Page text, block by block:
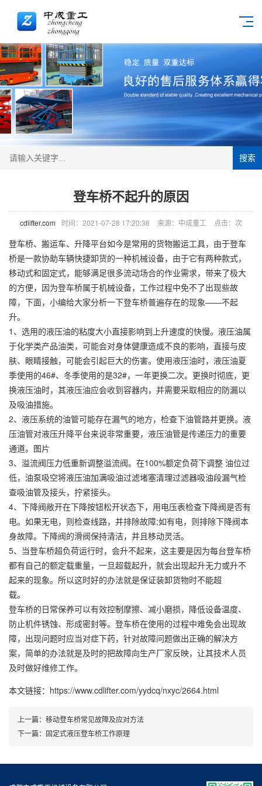
搜索
登车桥不起升的原因
cdlifter.com 时间：2021-07-28 17:20:36 来源：中成重工 点击： 次
登车桥、搬运车、升降平台如今是常用的货物搬运工具，由于登车
桥是一款协助车辆快捷卸货的一种机械设备，由于它有两种款式，
移动式和固定式，能够满足很多流动场合的作业需求，带来了极大
的方便，因为登车桥属于机械设备，工作过程中免不了出现些故
障，下面，小编给大家分析一下登车桥普遍存在的现象——不起
升。
1、选用的液压油的粘度大小直接影响到上升速度的快慢。液压油属
于化学类产品油类，可能会对身体健康造成不良的影响，直接与皮
肤、眼睛接触，可能会引起巨大的伤害。使用液压油时，液压油夏
季使用的46#、冬季使用的是32#，一年更换二次。更换时彻底，更
换液压油时，其液压油应会收到容器内，并需要采取相应的防漏以
及吸油措施。
2、液压系统的油管可能存在漏气的地方，检查下油管路并更换。液
压油管对液压升降平台来说非常重要，液压油管是传递压力的重要
通道。图片
3、溢流阀压力低重新调整溢流阀。在100%额定负荷下调整 油位过
低，油泵吸空将液压油加满吸油过滤堵塞清理过滤器吸油段漏气检
查吸油管及接头，拧紧接头。
4、下降阀敞开在下降按钮松开状态下，用电压表检查下降阀是否有
电。如果无电，则检查线路，并排除故障;如有电，则排除下降阀本
身故障。下降阀的滑阀保持清洁，并且移动灵活。
5、当登车桥超负荷运行时，会升不起来，这主要是因为每台登车桥
都有自己的额定载重量，一旦超载起升，就会出现起升无力或升不
起来的现象。所以这时好的办法就是保证装卸货物时不能超
载。
登车桥的日常保养可以有效控制摩擦、减小磨损，降低设备温度、
防止机件锈蚀、形成密封等。登车桥在使用的过程中难免会出现故
障，出现问题时应当对症下药，针对故障问题做出正确的解决方
案，简单的办法就是及时的把故障向生产厂家反映，让其技术人员
及时做好维修工作。
本文链接：https://www.cdlifter.com/yydcq/nxyc/2664.html
上一篇： 移动登车桥常见故障及应对方法
下一篇： 固定式液压登车桥工作原理